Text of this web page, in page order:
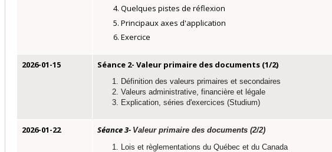
Quelques pistes de réflexion
Principaux axes d'application
Exercice
2026-01-15 Séance 2- Valeur primaire des documents (1/2)
Définition des valeurs primaires et secondaires
Valeurs administrative, financière et légale
Explication, séries d'exercices (Studium)
2026-01-22 Séance 3- Valeur primaire des documents (2/2)
Lois et règlementations du Québec et du Canada